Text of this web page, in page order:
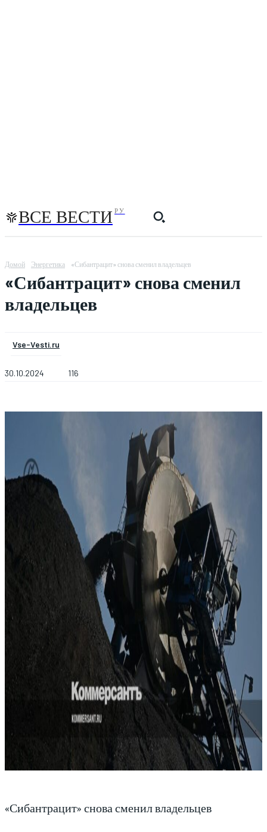
ВСЕ ВЕСТИ РУ
Домой Энергетика «Сибантрацит» снова сменил владельцев
«Сибантрацит» снова сменил
владельцев
Vse-Vesti.ru
30.10.2024 116
«Сибантрацит» снова сменил владельцев